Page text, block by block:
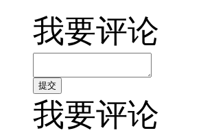
我要评论
我要评论